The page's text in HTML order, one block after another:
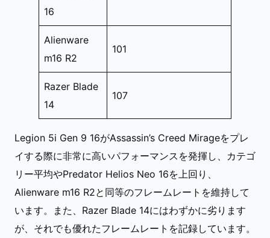
16
Alienware
m16 R2
101
Razer Blade
14
107
Legion 5i Gen 9 16がAssassin’s Creed Mirageをプレ
イする際に非常に高いパフォーマンスを発揮し、カテゴ
リー平均やPredator Helios Neo 16を上回り、
Alienware m16 R2と同等のフレームレートを維持して
います。また、Razer Blade 14にはわずかに劣ります
が、それでも優れたフレームレートを記録しています。